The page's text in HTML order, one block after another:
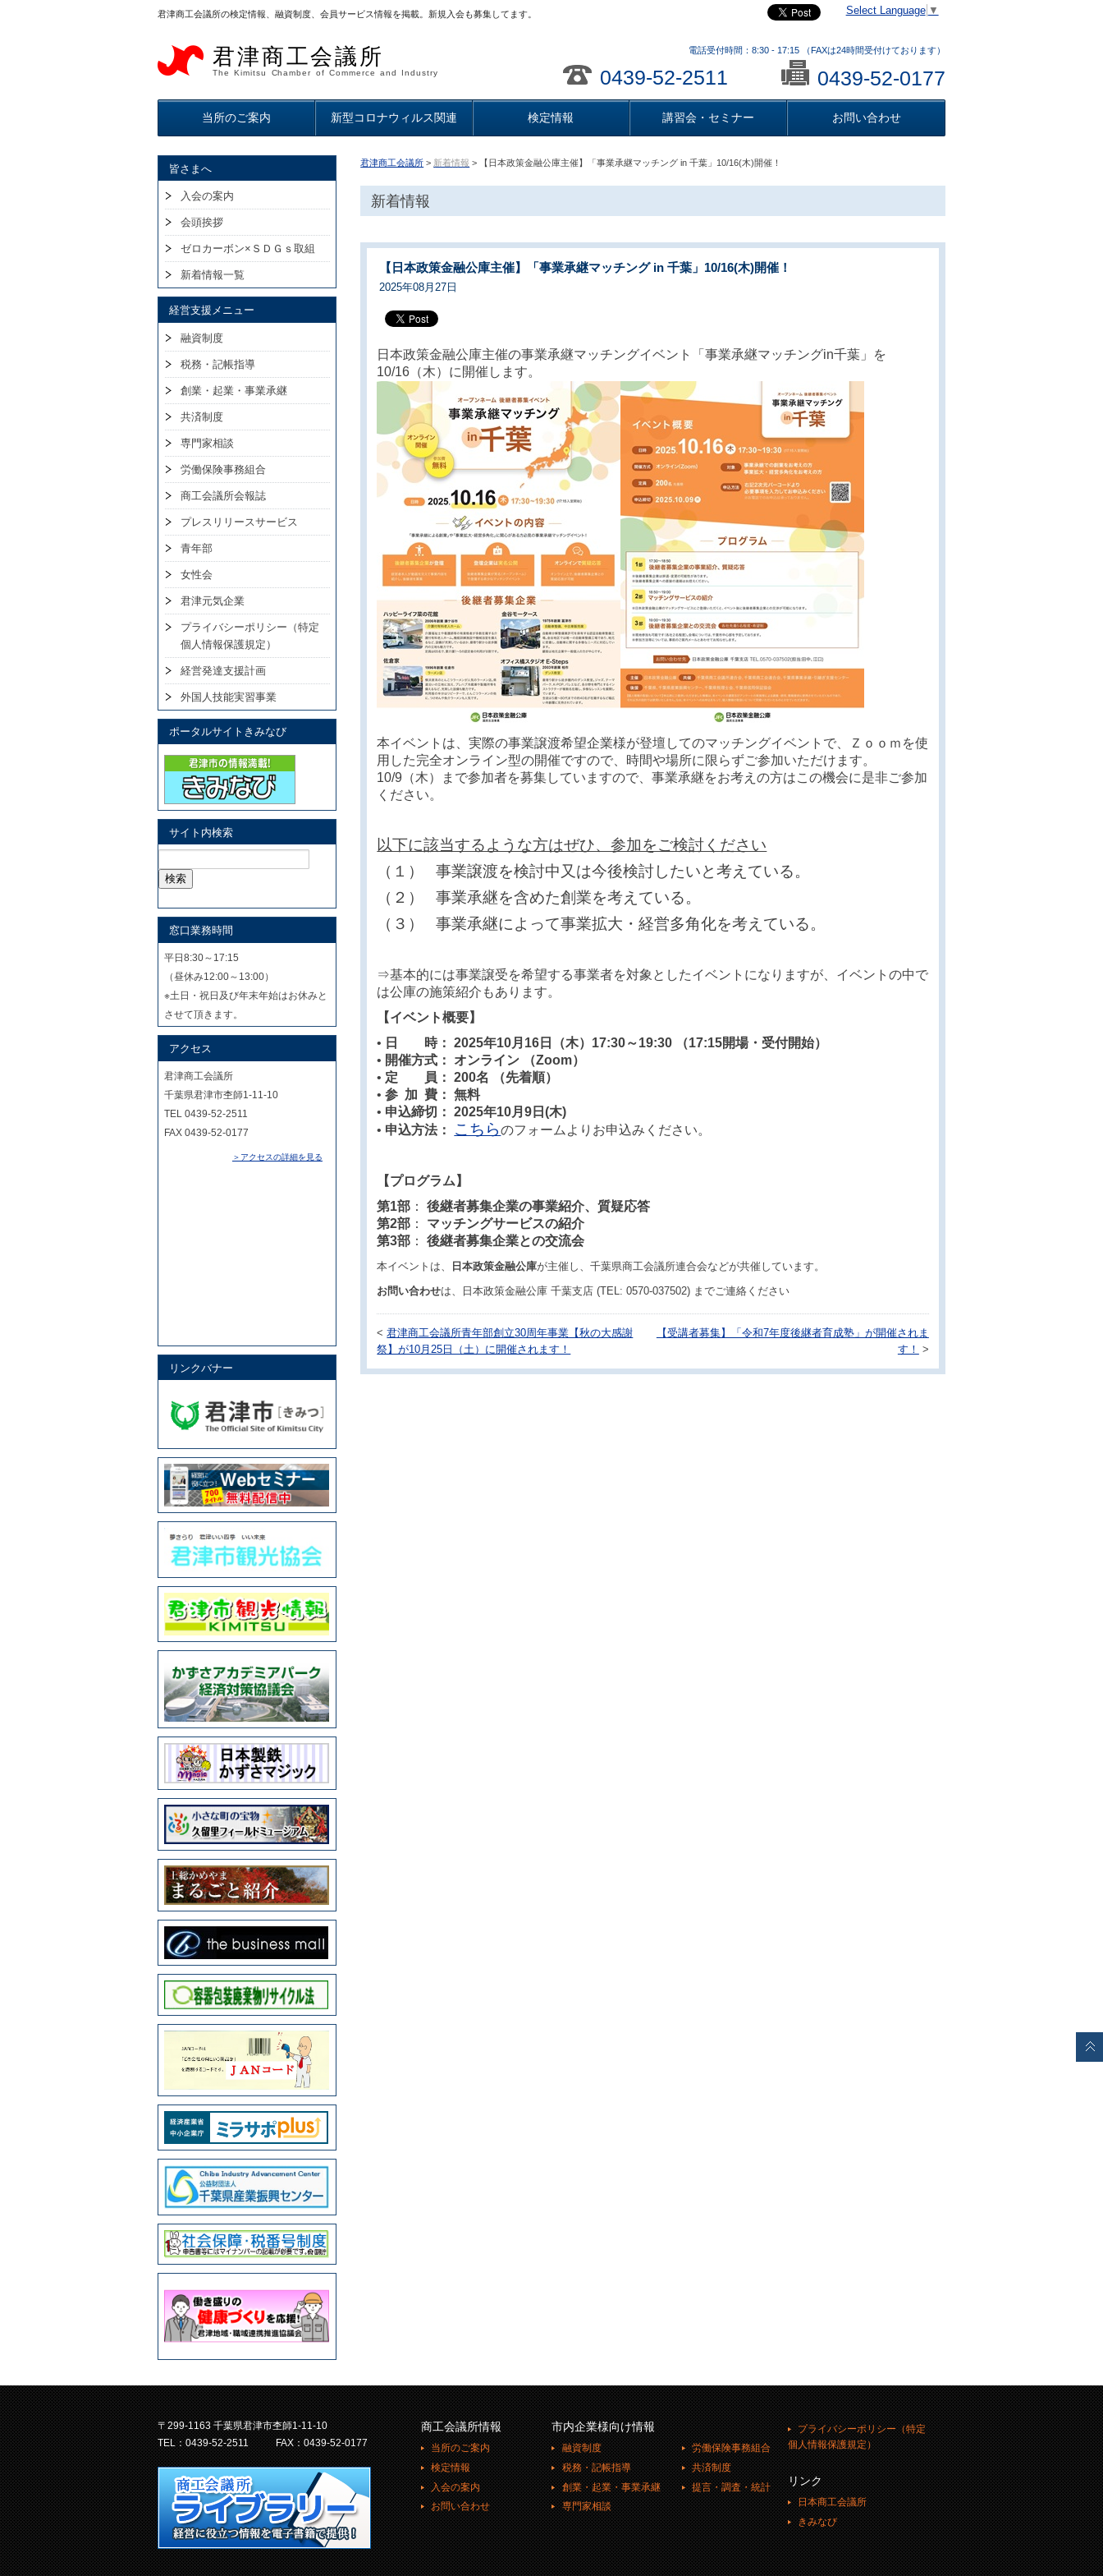
君津商工会議所の検定情報、融資制度、会員サービス情報を掲載。新規入会も募集してます。 Select Language ▼
君津商工会議所
The Kimitsu Chamber of Commerce and Industry
電話受付時間：8:30 - 17:15 （FAXは24時間受付けております）
0439-52-2511 0439-52-0177
当所のご案内 新型コロナウィルス関連 検定情報 講習会・セミナー お問い合わせ
君津商工会議所 > 新着情報 > 【日本政策金融公庫主催】「事業承継マッチング in 千葉」10/16(木)開催！
新着情報
【日本政策金融公庫主催】「事業承継マッチング in 千葉」10/16(木)開催！
2025年08月27日
日本政策金融公庫主催の事業承継マッチングイベント「事業承継マッチングin千葉」を
10/16（木）に開催します。
本イベントは、実際の事業譲渡希望企業様が登壇してのマッチングイベントで、Ｚｏｏｍを使
用した完全オンライン型の開催ですので、時間や場所に限らずご参加いただけます。
10/9（木）まで参加者を募集していますので、事業承継をお考えの方はこの機会に是非ご参加
ください。
以下に該当するような方はぜひ、参加をご検討ください
（１） 事業譲渡を検討中又は今後検討したいと考えている。
（２） 事業承継を含めた創業を考えている。
（３） 事業承継によって事業拡大・経営多角化を考えている。
⇒基本的には事業譲受を希望する事業者を対象としたイベントになりますが、イベントの中で
は公庫の施策紹介もあります。
【イベント概要】
• 日 時： 2025年10月16日（木）17:30～19:30
（17:15開場・受付開始）
• 開催方式： オンライン （Zoom）
• 定 員： 200名
（先着順）
•参 加 費： 無料
• 申込締切： 2025年10月9日(木)
• 申込方法： こちらのフォームよりお申込みください。
【プログラム】
第1部 ：後継者募集企業の事業紹介、質疑応答
第2部 ： マッチングサービスの紹介
第3部 ：後継者募集企業との交流会
本イベントは、 日本政策金融公庫が主催し、千葉県商工会議所連合会などが共催しています。
お問い合わせは、日本政策金融公庫 千葉支店 (TEL: 0570-037502) までご連絡ください
<君津商工会議所青年部創立30周年事業【秋の大感謝
祭】が10月25日（土）に開催されます！
【受講者募集】「令和7年度後継者育成塾」が開催されま
す！
>
皆さまへ
入会の案内
会頭挨拶
ゼロカーボン×ＳＤＧｓ取組
新着情報一覧
経営支援メニュー
融資制度
税務・記帳指導
創業・起業・事業承継
共済制度
専門家相談
労働保険事務組合
商工会議所会報誌
プレスリリースサービス
青年部
女性会
君津元気企業
プライバシーポリシー（特定
個人情報保護規定）
経営発達支援計画
外国人技能実習事業
ポータルサイトきみなび
サイト内検索
索:
窓口業務時間
平日8:30～17:15
（昼休み12:00～13:00）
※土日・祝日及び年末年始はお休みと
させて頂きます。
アクセス
君津商工会議所
千葉県君津市杢師1-11-10
TEL 0439-52-2511
FAX 0439-52-0177
＞アクセスの詳細を見る
リンクバナー
〒299-1163 千葉県君津市杢師1-11-10
TEL：0439-52-2511
FAX：0439-52-0177
商工会議所情報
当所のご案内
検定情報
入会の案内
お問い合わせ
市内企業様向け情報
融資制度
税務・記帳指導
創業・起業・事業承継
専門家相談
労働保険事務組合
共済制度
提言・調査・統計
プライバシーポリシー（特定
個人情報保護規定）
リンク
日本商工会議所
きみなび